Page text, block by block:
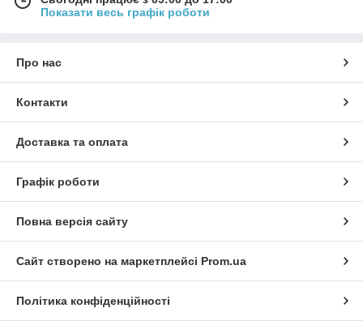
Показати весь графік роботи
Про нас
Контакти
Доставка та оплата
Графік роботи
Повна версія сайту
Сайт створено на маркетплейсі Prom.ua
Політика конфіденційності